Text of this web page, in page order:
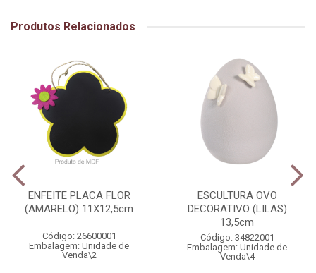
Produtos Relacionados
ENFEITE PLACA FLOR
(AMARELO) 11X12,5cm
Código: 26600001
Embalagem: Unidade de
Venda\2
ESCULTURA OVO
DECORATIVO (LILAS)
13,5cm
Código: 34822001
Embalagem: Unidade de
Venda\4